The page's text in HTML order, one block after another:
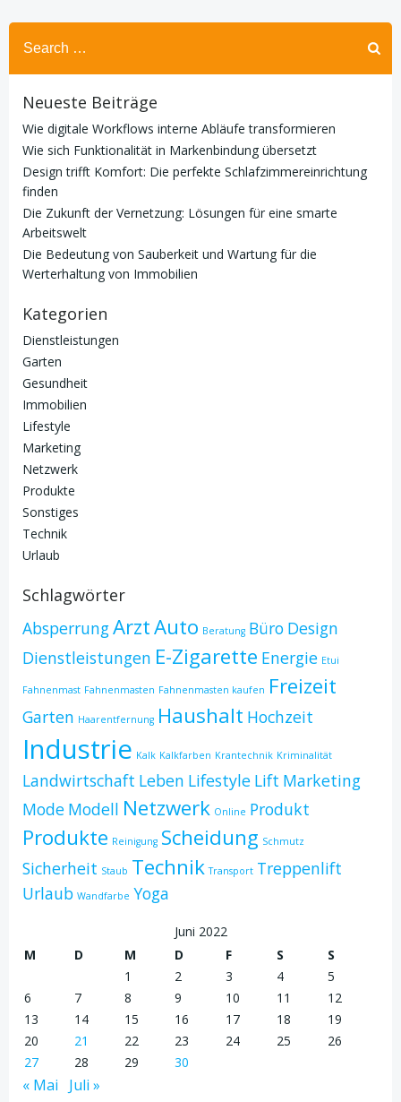
Search
for:
Neueste Beiträge
Wie digitale Workflows interne Abläufe transformieren
Wie sich Funktionalität in Markenbindung übersetzt
Design trifft Komfort: Die perfekte Schlafzimmereinrichtung
finden
Die Zukunft der Vernetzung: Lösungen für eine smarte
Arbeitswelt
Die Bedeutung von Sauberkeit und Wartung für die
Werterhaltung von Immobilien
Kategorien
Dienstleistungen
Garten
Gesundheit
Immobilien
Lifestyle
Marketing
Netzwerk
Produkte
Sonstiges
Technik
Urlaub
Schlagwörter
AbsperrungArztAuto Beratung Büro Design
Dienstleistungen E-Zigarette Energie Etui
Fahnenmast Fahnenmasten Fahnenmasten kaufen Freizeit
Garten Haarentfernung Haushalt Hochzeit
Industrie Kalk Kalkfarben Krantechnik Kriminalität
Landwirtschaft Leben Lifestyle Lift Marketing
Mode Modell Netzwerk Online Produkt
Produkte Reinigung Scheidung Schmutz
Sicherheit Staub Technik Transport Treppenlift
Urlaub Wandfarbe Yoga
Juni 2022
M
D M D F S
S
1
2 3 4
5
6
7 8 9 10 11
12
13
14 15 16 17 18
19
20
21 22 23 24 25
26
27
28 29 30
« Mai Juli »